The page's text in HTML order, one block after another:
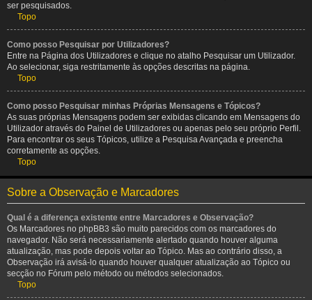
ser pesquisados.
Topo
Como posso Pesquisar por Utilizadores?
Entre na Página dos Utilizadores e clique no atalho Pesquisar um Utilizador.
Ao selecionar, siga restritamente às opções descritas na página.
Topo
Como posso Pesquisar minhas Próprias Mensagens e Tópicos?
As suas próprias Mensagens podem ser exibidas clicando em Mensagens do
Utilizador através do Painel de Utilizadores ou apenas pelo seu próprio Perfil.
Para encontrar os seus Tópicos, utilize a Pesquisa Avançada e preencha
corretamente as opções.
Topo
Sobre a Observação e Marcadores
Qual é a diferença existente entre Marcadores e Observação?
Os Marcadores no phpBB3 são muito parecidos com os marcadores do
navegador. Não será necessariamente alertado quando houver alguma
atualização, mas pode depois voltar ao Tópico. Mas ao contrário disso, a
Observação irá avisá-lo quando houver qualquer atualização ao Tópico ou
secção no Fórum pelo método ou métodos selecionados.
Topo